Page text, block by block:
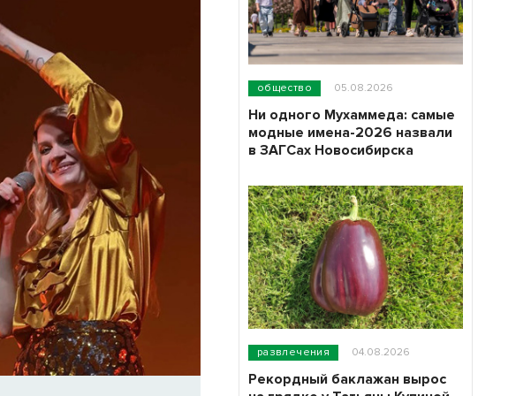
общество 05.08.2026
Ни одного Мухаммеда: самые
модные имена-2026 назвали
в ЗАГСах Новосибирска
развлечения 04.08.2026
Рекордный баклажан вырос